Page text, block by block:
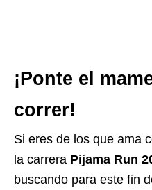
¡Ponte el
correr!
Si eres de los que ama
la carrera Pijama Run
buscando para este fin